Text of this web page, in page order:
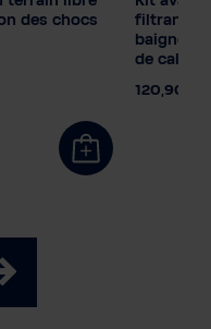
des chocs
filtrantes.
de
120,90 €